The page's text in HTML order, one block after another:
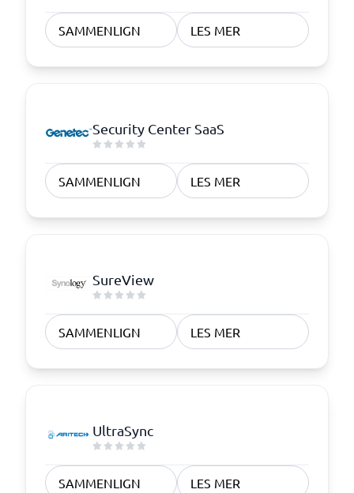
SAMMENLIGN LES MER
Security Center SaaS
SAMMENLIGN LES MER
SureView
SAMMENLIGN LES MER
UltraSync
SAMMENLIGN LES MER